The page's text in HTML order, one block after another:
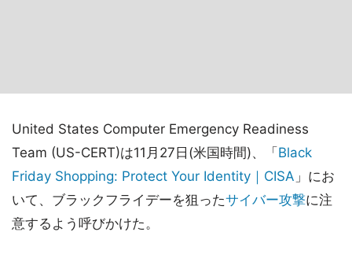
United States Computer Emergency Readiness
Team (US-CERT)は11月27日(米国時間)、「 Black
Friday Shopping: Protect Your Identity｜CISA 」にお
いて、ブラックフライデーを狙ったサイバー攻撃に注
意するよう呼びかけた。